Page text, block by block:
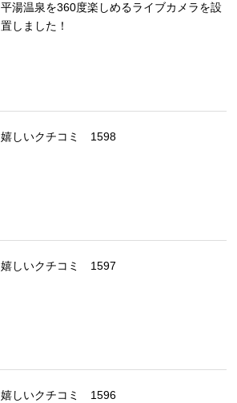
平湯温泉を360度楽しめるライブカメラを設
置しました！
嬉しいクチコミ 1598
嬉しいクチコミ 1597
嬉しいクチコミ 1596